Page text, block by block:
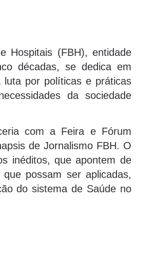
Hospitais (FBH), entidade
décadas, se dedica em
por políticas e práticas
da sociedade
com a Feira e Fórum
de Jornalismo FBH. O
inéditos, que apontem de
possam ser aplicadas,
do sistema de Saúde no